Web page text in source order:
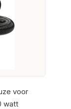
voor
watt